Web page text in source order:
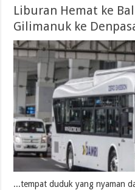
Liburan Hemat ke
Gilimanuk ke
...tempat duduk yang nyaman